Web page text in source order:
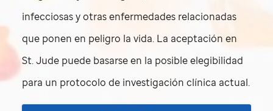
infecciosas y otras enfermedades relacionadas
que ponen en peligro la vida. La aceptación en
St. Jude puede basarse en la posible elegibilidad
para un protocolo de investigación clínica actual.